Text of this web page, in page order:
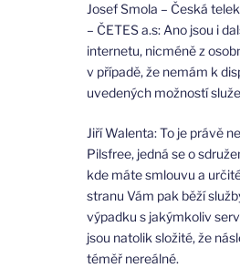
Josef Smola – Česká
– ČETES a.s: Ano jsou i
internetu, nicméně z
v případě, že nemám k
uvedených možností
Jiří Walenta: To je právě
Pilsfree, jedná se o
kde máte smlouvu a
stranu Vám pak běží
výpadku s jakýmkoliv
jsou natolik složité, že
téměř nereálné.